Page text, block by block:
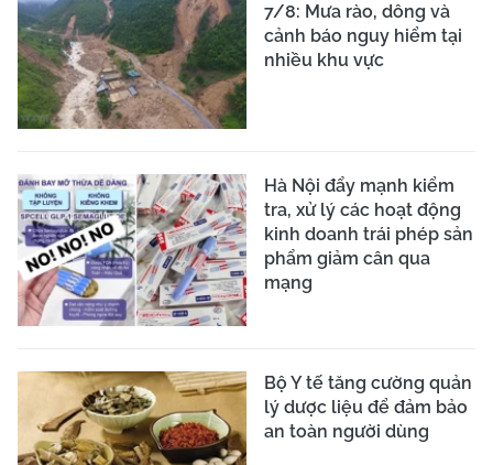
7/8: Mưa rào, dông và
cảnh báo nguy hiểm tại
nhiều khu vực
Hà Nội đẩy mạnh kiểm
tra, xử lý các hoạt động
kinh doanh trái phép sản
phẩm giảm cân qua
mạng
Bộ Y tế tăng cường quản
lý dược liệu để đảm bảo
an toàn người dùng